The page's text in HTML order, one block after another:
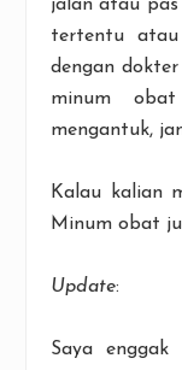
jalan atau
tertentu atau
dengan
minum
mengantuk,
Kalau kalian
Minum obat
Update:
Saya